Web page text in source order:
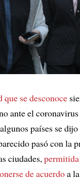
que se desconoce
ante el
países se
pasó con la
ciudades, permitida
de acuerdoa